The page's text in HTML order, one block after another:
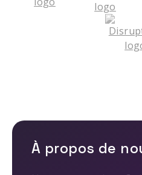
À propos de